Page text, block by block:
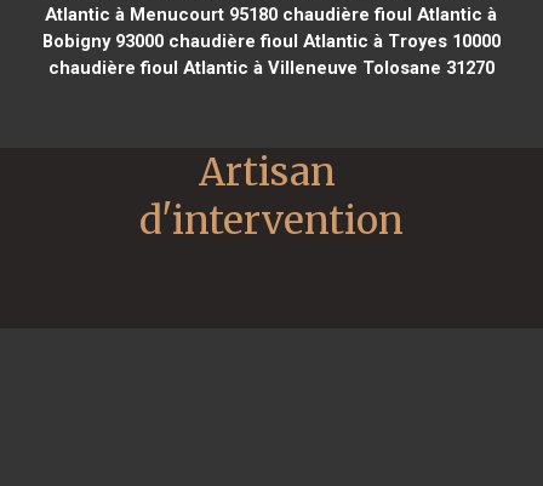
Atlantic à Menucourt 95180 chaudière fioul Atlantic à
Bobigny 93000chaudière fioul Atlantic à Troyes 10000
chaudière fioul Atlantic à Villeneuve Tolosane 31270
Artisan
d'intervention